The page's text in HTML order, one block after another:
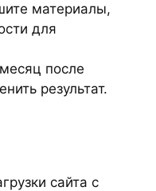
материалы,
для
после
результат.
сайта с